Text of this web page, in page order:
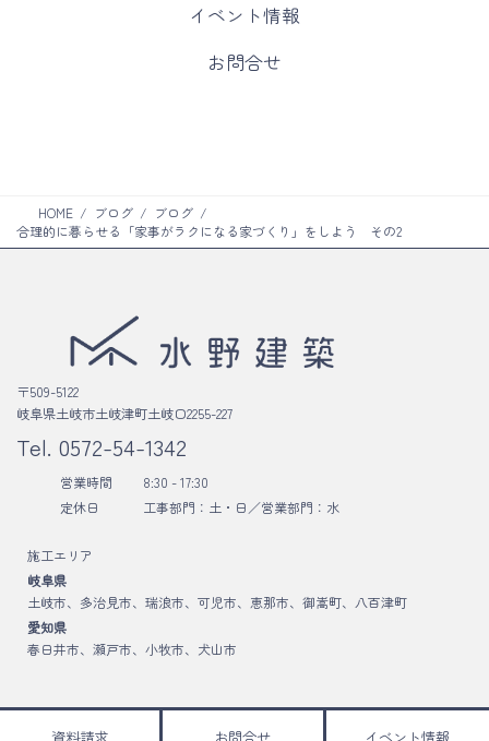
イベント情報
お問合せ
資料請求 お問合せ イベント情報
HOME ブログ
ブログ
合理的に暮らせる「家事がラクになる家づくり」をしよう その2
〒509-5122
岐阜県土岐市土岐津町土岐口2255-227
Tel. 0572-54-1342
営業時間
8:30 - 17:30
定休日
工事部門：土・日／営業部門：水
施工エリア
岐阜県
土岐市、多治見市、瑞浪市、可児市、恵那市、御嵩町、八百津町
愛知県
春日井市、瀬戸市、小牧市、犬山市
Copyright © 水野建築 All Rights Reserved.